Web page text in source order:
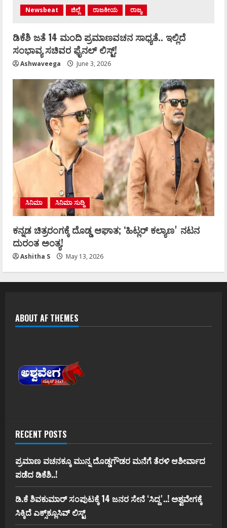
Newsbeat ಜಿಲ್ಲೆ ರಾಜಕೀಯ ರಾಜ್ಯ
ಡಿಕೆಶಿ ಜತೆ 14 ಮಂದಿ ಪ್ರಮಾಣವಚನ ಸಾಧ್ಯತೆ.. ಇಲ್ಲಿದೆ
ಸಂಭಾವ್ಯ ಸಚಿವರ ಫೈನಲ್ ಲಿಸ್ಟ್‌!
Ashwaveega June 3, 2026
ಸಿನಿಮಾ ಸಿನಿಮಾ ಸುದ್ದಿ
ಕನ್ನಡ ಚಿತ್ರರಂಗಕ್ಕೆ ದೊಡ್ಡ ಆಘಾತ; ʻಹಿಟ್ಲರ್ ಕಲ್ಯಾಣʼ ನಟನ
ದುರಂತ ಅಂತ್ಯ!
Ashitha S May 13, 2026
ABOUT AF THEMES
RECENT POSTS
ಪ್ರಮಾಣ ವಚನಕ್ಕೂ ಮುನ್ನ ದೊಡ್ಡಗೌಡರ ಮನೆಗೆ ತೆರಳಿ ಆಶೀರ್ವಾದ
ಪಡೆದ ಡಿಕೆಶಿ..!
ಡಿ.ಕೆ ಶಿವಕುಮಾರ್‌ ಸಂಪುಟಕ್ಕೆ 14 ಜನರ ಸೇನೆ ʻಸಿದ್ದʼ..! ಅಶ್ವವೇಗಕ್ಕೆ
ಸಿಕ್ಕಿದೆ ಎಕ್ಸ್‌ಕ್ಲೂಸಿವ್‌ ಲಿಸ್ಟ್‌